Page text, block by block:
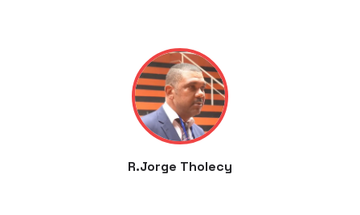
R.Jorge Tholecy